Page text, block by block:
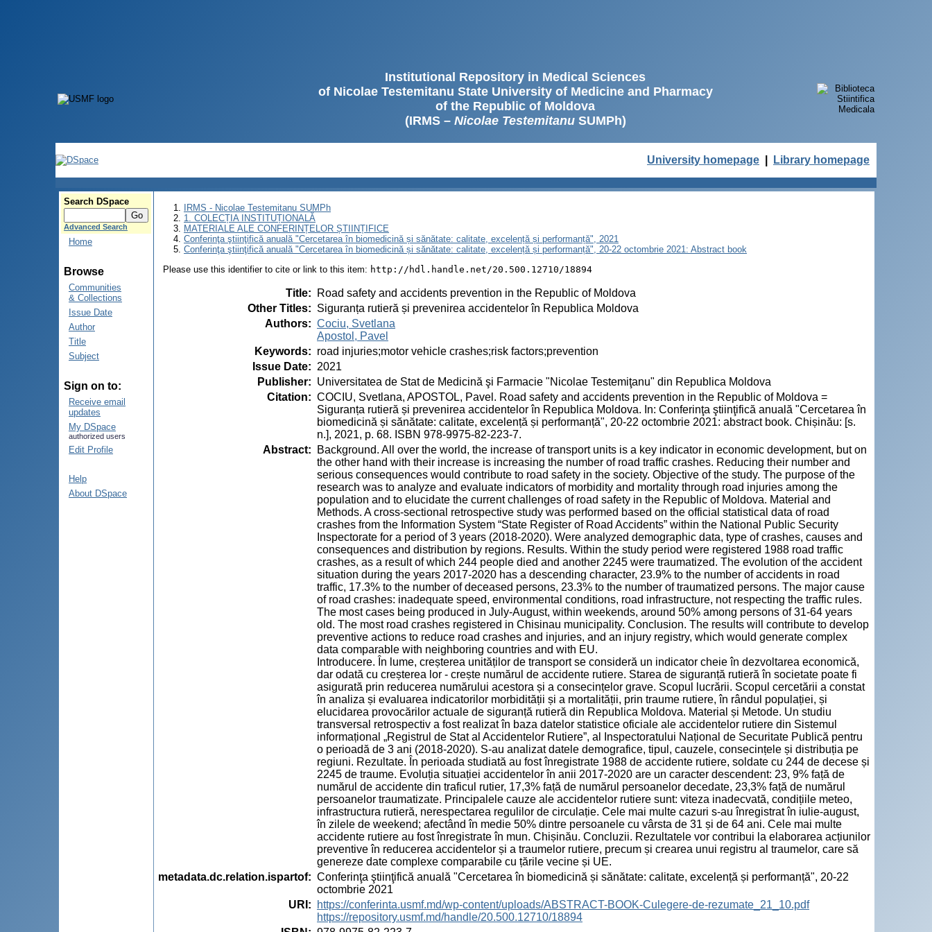
Institutional Repository in Medical Sciences
of Nicolae Testemitanu State University of Medicine and Pharmacy
of the Republic of Moldova
(IRMS – Nicolae TestemitanuSUMPh)
University homepage Library homepage
Search DSpace
Advanced Search
Home
Browse
Communities
& Collections
Issue Date
Author
Title
Subject
Sign on to:
Receive email
updates
My DSpace
authorized users
Edit Profile
Help
About DSpace
IRMS - Nicolae Testemitanu SUMPh
1. COLECȚIA INSTITUȚIONALĂ
MATERIALE ALE CONFERINȚELOR ȘTIINȚIFICE
Conferinţa ştiinţifică anuală "Cercetarea în biomedicină și sănătate: calitate, excelență și performanță", 2021
Conferinţa ştiinţifică anuală "Cercetarea în biomedicină și sănătate: calitate, excelență și performanță", 20-22 octombrie 2021: Abstract book
Please use this identifier to cite or link to this item: http://hdl.handle.net/20.500.12710/18894
Title:
Road safety and accidents prevention in the Republic of Moldova
Other Titles: Siguranța rutieră și prevenirea accidentelor în Republica Moldova
Authors: Cociu, Svetlana
Apostol, Pavel
Keywords: road injuries;motor vehicle crashes;risk factors;prevention
Issue Date: 2021
Publisher: Universitatea de Stat de Medicină şi Farmacie "Nicolae Testemiţanu" din Republica Moldova
Citation: COCIU, Svetlana, APOSTOL, Pavel. Road safety and accidents prevention in the Republic of Moldova =
Siguranța rutieră și prevenirea accidentelor în Republica Moldova. In: Conferinţa ştiinţifică anuală "Cercetarea în
biomedicină și sănătate: calitate, excelență și performanță", 20-22 octombrie 2021: abstract book. Chișinău: [s.
n.], 2021, p. 68. ISBN 978-9975-82-223-7.
Abstract:
Background. All over the world, the increase of transport units is a key indicator in economic development, but on
the other hand with their increase is increasing the number of road traffic crashes. Reducing their number and
serious consequences would contribute to road safety in the society. Objective of the study. The purpose of the
research was to analyze and evaluate indicators of morbidity and mortality through road injuries among the
population and to elucidate the current challenges of road safety in the Republic of Moldova. Material and
Methods. A cross-sectional retrospective study was performed based on the official statistical data of road
crashes from the Information System “State Register of Road Accidents” within the National Public Security
Inspectorate for a period of 3 years (2018-2020). Were analyzed demographic data, type of crashes, causes and
consequences and distribution by regions. Results. Within the study period were registered 1988 road traffic
crashes, as a result of which 244 people died and another 2245 were traumatized. The evolution of the accident
situation during the years 2017-2020 has a descending character, 23.9% to the number of accidents in road
traffic, 17.3% to the number of deceased persons, 23.3% to the number of traumatized persons. The major cause
of road crashes: inadequate speed, environmental conditions, road infrastructure, not respecting the traffic rules.
The most cases being produced in July-August, within weekends, around 50% among persons of 31-64 years
old. The most road crashes registered in Chisinau municipality. Conclusion. The results will contribute to develop
preventive actions to reduce road crashes and injuries, and an injury registry, which would generate complex
data comparable with neighboring countries and with EU.
Introducere. În lume, creșterea unităților de transport se consideră un indicator cheie în dezvoltarea economică,
dar odată cu creșterea lor - crește numărul de accidente rutiere. Starea de siguranță rutieră în societate poate fi
asigurată prin reducerea numărului acestora și a consecințelor grave. Scopul lucrării. Scopul cercetării a constat
în analiza și evaluarea indicatorilor morbidității și a mortalității, prin traume rutiere, în rândul populației, și
elucidarea provocărilor actuale de siguranță rutieră din Republica Moldova. Material și Metode. Un studiu
transversal retrospectiv a fost realizat în baza datelor statistice oficiale ale accidentelor rutiere din Sistemul
informațional „Registrul de Stat al Accidentelor Rutiere”, al Inspectoratului Național de Securitate Publică pentru
o perioadă de 3 ani (2018-2020). S-au analizat datele demografice, tipul, cauzele, consecințele și distribuția pe
regiuni. Rezultate. În perioada studiată au fost înregistrate 1988 de accidente rutiere, soldate cu 244 de decese și
2245 de traume. Evoluția situației accidentelor în anii 2017-2020 are un caracter descendent: 23, 9% față de
numărul de accidente din traficul rutier, 17,3% față de numărul persoanelor decedate, 23,3% față de numărul
persoanelor traumatizate. Principalele cauze ale accidentelor rutiere sunt: viteza inadecvată, condițiile meteo,
infrastructura rutieră, nerespectarea regulilor de circulație. Cele mai multe cazuri s-au înregistrat în iulie-august,
în zilele de weekend; afectând în medie 50% dintre persoanele cu vârsta de 31 și de 64 ani. Cele mai multe
accidente rutiere au fost înregistrate în mun. Chișinău. Concluzii. Rezultatele vor contribui la elaborarea acțiunilor
preventive în reducerea accidentelor și a traumelor rutiere, precum și crearea unui registru al traumelor, care să
genereze date complexe comparabile cu țările vecine și UE.
metadata.dc.relation.ispartof: Conferinţa ştiinţifică anuală "Cercetarea în biomedicină și sănătate: calitate, excelență și performanță", 20-22
octombrie 2021
URI :
https://conferinta.usmf.md/wp-content/uploads/ABSTRACT-BOOK-Culegere-de-rezumate_21_10.pdf
https://repository.usmf.md/handle/20.500.12710/18894